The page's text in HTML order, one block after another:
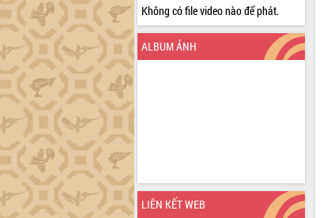
Không có file video nào để phát.
ALBUM ẢNH
LIÊN KẾT WEB